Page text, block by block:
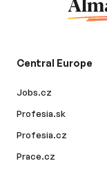
Central Europe
Jobs.cz
Profesia.sk
Profesia.cz
Prace.cz